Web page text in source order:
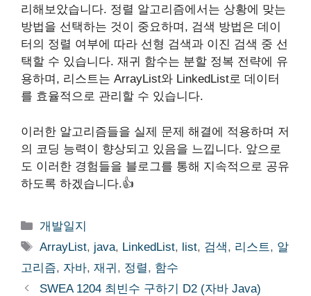
리해보았습니다. 정렬 알고리즘에서는 상황에 맞는
방법을 선택하는 것이 중요하며, 검색 방법은 데이
터의 정렬 여부에 따라 선형 검색과 이진 검색 중 선
택할 수 있습니다. 재귀 함수는 분할 정복 전략에 유
용하며, 리스트는 ArrayList와 LinkedList로 데이터
를 효율적으로 관리할 수 있습니다.
이러한 알고리즘들을 실제 문제 해결에 적용하며 저
의 코딩 능력이 향상되고 있음을 느낍니다. 앞으로
도 이러한 경험들을 블로그를 통해 지속적으로 공유
하도록 하겠습니다.👍
Categories
개발일지
Tags
ArrayList, java, LinkedList, list, 검색, 리스트, 알
고리즘, 자바, 재귀 , 정렬, 함수
SWEA 1204 최빈수 구하기 D2 (자바 Java)